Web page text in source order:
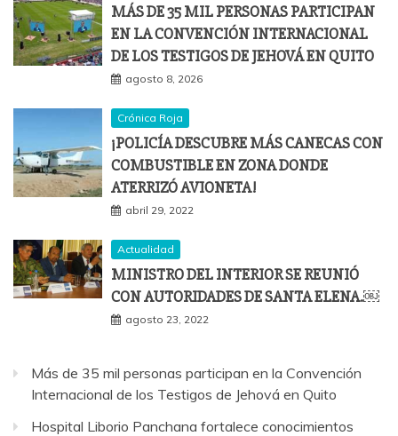
MÁS DE 35 MIL PERSONAS PARTICIPAN
EN LA CONVENCIÓN INTERNACIONAL
DE LOS TESTIGOS DE JEHOVÁ EN QUITO
agosto 8, 2026
Crónica Roja
¡POLICÍA DESCUBRE MÁS CANECAS CON
COMBUSTIBLE EN ZONA DONDE
ATERRIZÓ AVIONETA!
abril 29, 2022
Actualidad
MINISTRO DEL INTERIOR SE REUNIÓ
CON AUTORIDADES DE SANTA ELENA.￼
agosto 23, 2022
Más de 35 mil personas participan en la Convención
Internacional de los Testigos de Jehová en Quito
Hospital Liborio Panchana fortalece conocimientos